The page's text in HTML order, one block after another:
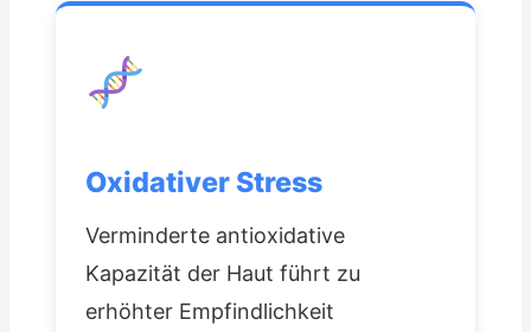
Oxidativer Stress
Verminderte antioxidative
Kapazität der Haut führt zu
erhöhter Empfindlichkeit